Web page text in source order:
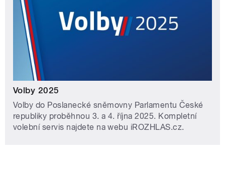
Volby 2025
Volby do Poslanecké sněmovny Parlamentu České
republiky proběhnou 3. a 4. října 2025. Kompletní
volební servis najdete na webu iROZHLAS.cz.